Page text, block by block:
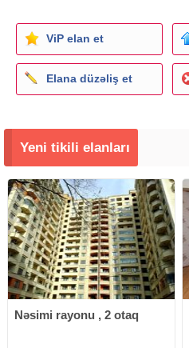
ViP elan et
Elana düzəliş et
Yeni tikili elanları
Nəsimi rayonu , 2 otaq